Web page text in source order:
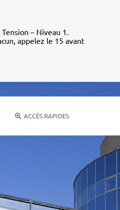
– Niveau 1.
appelez le 15 avant
ACCÈS RAPIDES